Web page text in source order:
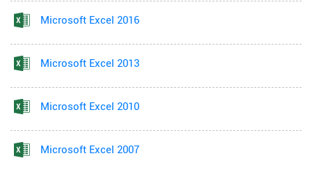
Microsoft Excel 2016
Microsoft Excel 2013
Microsoft Excel 2010
Microsoft Excel 2007